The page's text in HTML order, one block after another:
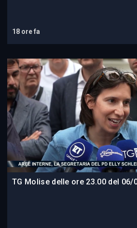
18 ore fa
TG Molise delle ore 23.00 del 06/